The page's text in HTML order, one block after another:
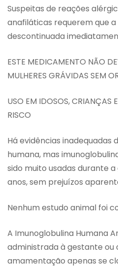
Suspeitas de reações
anafiláticas requerem que a
descontinuada
ESTE MEDICAMENTO NÃO
MULHERES GRÁVIDAS SEM
USO EM IDOSOS, CRIANÇAS
RISCO
Há evidências inadequadas
humana, mas
sido muito usadas durante
anos, sem prejuízos
Nenhum estudo animal foi
A Imunoglobulina Humana
administrada à gestante ou
amamentação apenas se